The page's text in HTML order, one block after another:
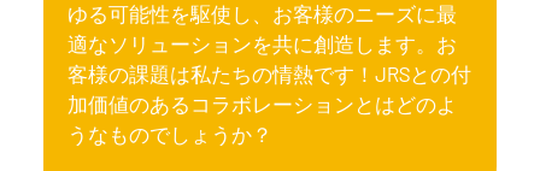
ゆる可能性を駆使し、お客様のニーズに最
適なソリューションを共に創造します。お
客様の課題は私たちの情熱です！JRSとの付
加価値のあるコラボレーションとはどのよ
うなものでしょうか？